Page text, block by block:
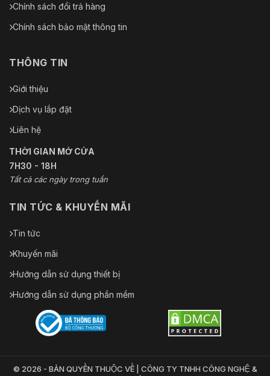
Chính sách đổi trả hàng
Chính sách bảo mật thông tin
THÔNG TIN
Giới thiệu
Dịch vụ lắp đặt
Liên hệ
THỜI GIAN MỞ CỬA
7H30 - 18H
Tất cả các ngày trong tuần
TIN TỨC & KHUYẾN MÃI
Tin tức
Khuyến mãi
Hướng dẫn sử dụng thiết bị
Hướng dẫn sử dụng phần mềm
© 2026 - BẢN QUYỀN THUỘC VỀ | CÔNG TY TNHH CÔNG NGHỆ &